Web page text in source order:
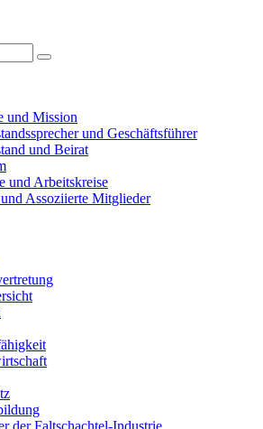
und Mission
und Geschäftsführer
und Beirat
und Arbeitskreise
Assoziierte Mitglieder
der Faltschachtel-Industrie